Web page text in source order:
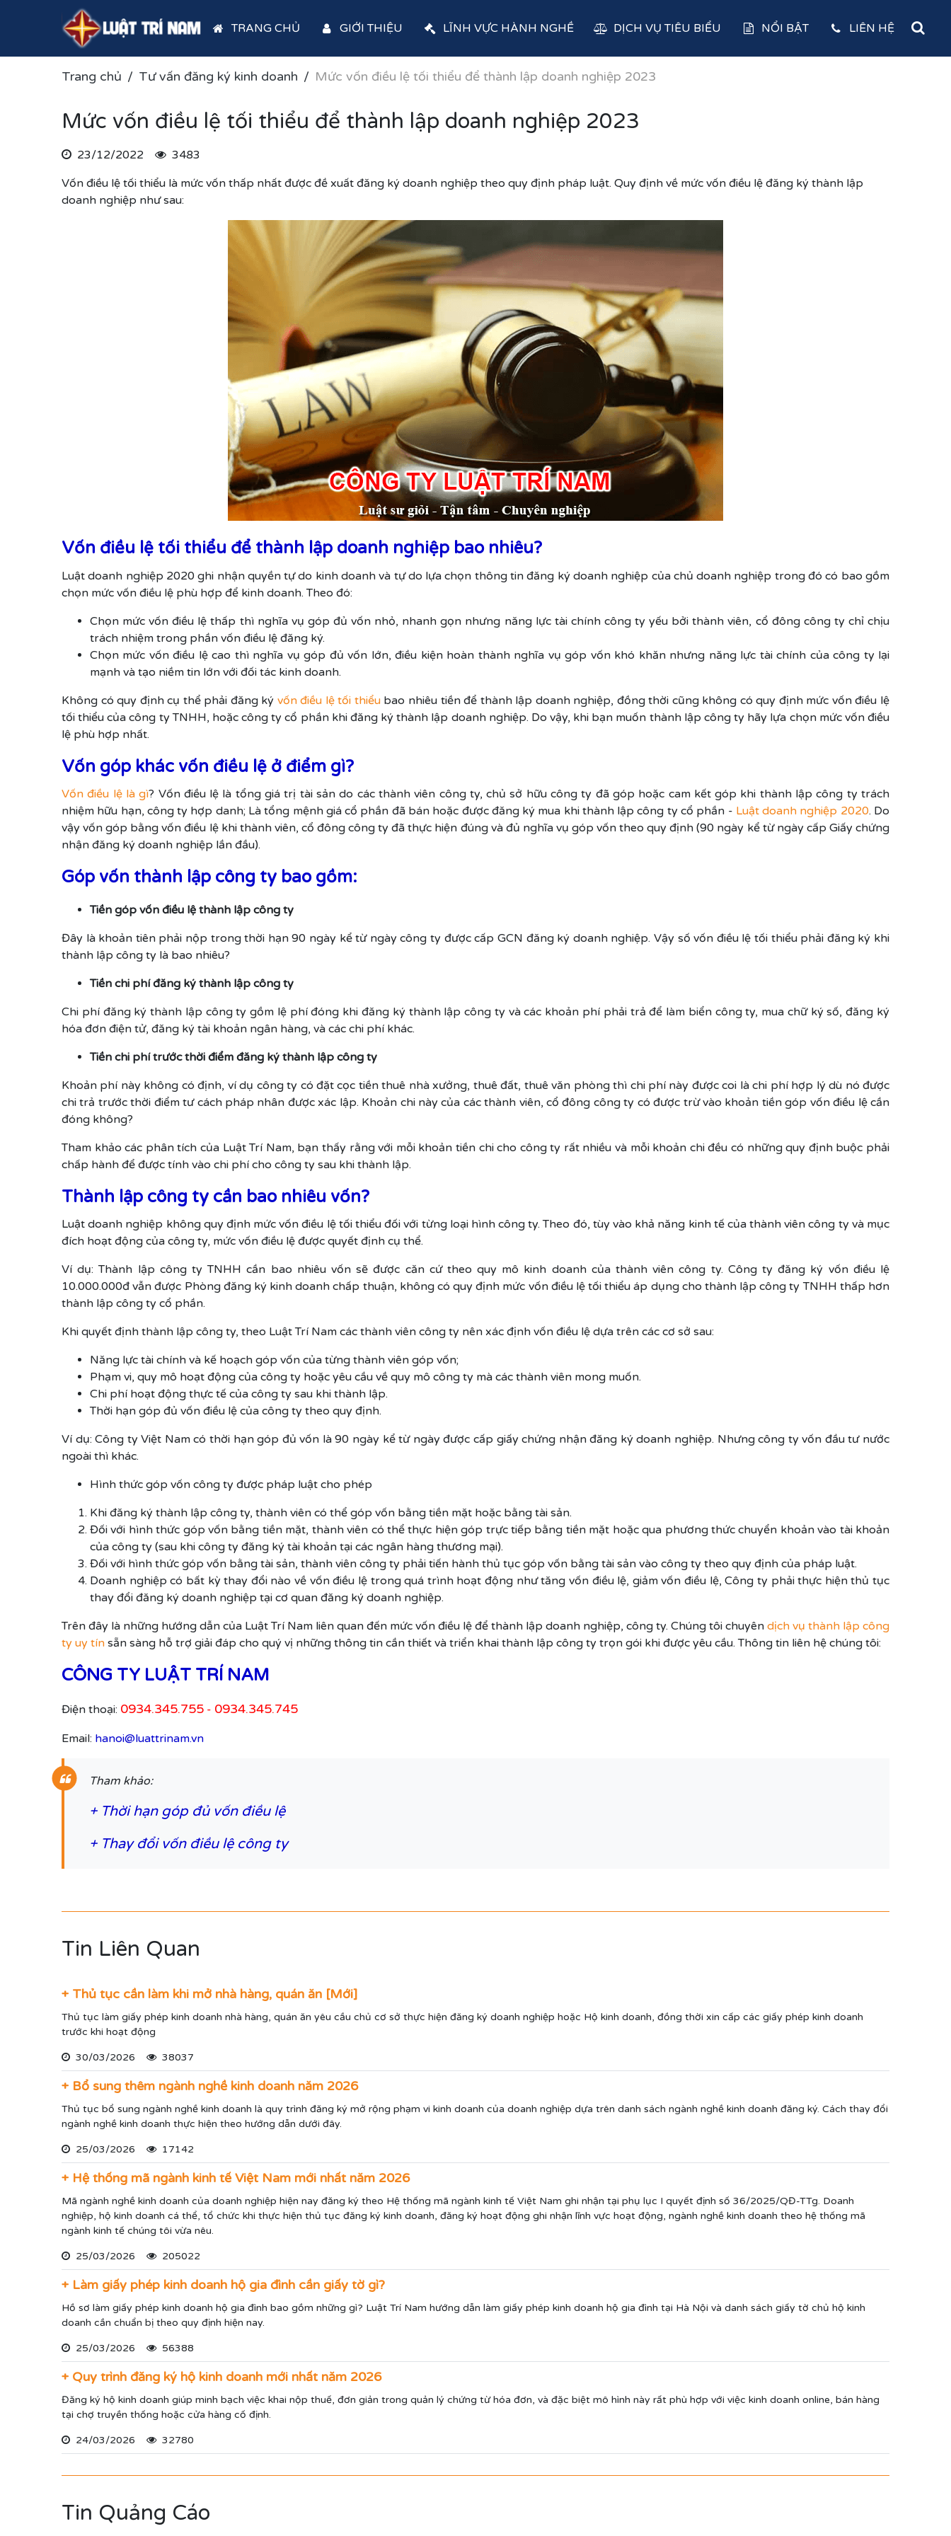
TRANG CHỦ GIỚI THIỆU LĨNH VỰC HÀNH NGHỀ DỊCH VỤ TIÊU BIỂU NỔI BẬT LIÊN HỆ
Trang chủ Tư vấn đăng ký kinh doanh Mức vốn điều lệ tối thiểu để thành lập doanh nghiệp 2023
Mức vốn điều lệ tối thiểu để thành lập doanh nghiệp 2023
23/12/2022
3483
Vốn điều lệ tối thiểu là mức vốn thấp nhất được đề xuất đăng ký doanh nghiệp theo quy định pháp luật. Quy định về mức vốn điều lệ đăng ký thành lập
doanh nghiệp như sau:
Vốn điều lệ tối thiểu để thành lập doanh nghiệp bao nhiêu?
Luật doanh nghiệp 2020 ghi nhận quyền tự do kinh doanh và tự do lựa chọn thông tin đăng ký doanh nghiệp của chủ doanh nghiệp trong đó có bao gồm
chọn mức vốn điều lệ phù hợp để kinh doanh. Theo đó:
Chọn mức vốn điều lệ thấp thì nghĩa vụ góp đủ vốn nhỏ, nhanh gọn nhưng năng lực tài chính công ty yếu bởi thành viên, cổ đông công ty chỉ chịu
trách nhiệm trong phần vốn điều lệ đăng ký.
Chọn mức vốn điều lệ cao thì nghĩa vụ góp đủ vốn lớn, điều kiện hoàn thành nghĩa vụ góp vốn khó khăn nhưng năng lực tài chính của công ty lại
mạnh và tạo niềm tin lớn với đối tác kinh doanh.
Không có quy định cụ thể phải đăng ký vốn điều lệ tối thiểubao nhiêu tiền để thành lập doanh nghiệp, đồng thời cũng không có quy định mức vốn điều lệ
tối thiểu của công ty TNHH, hoặc công ty cổ phần khi đăng ký thành lập doanh nghiệp. Do vậy, khi bạn muốn thành lập công ty hãy lựa chọn mức vốn điều
lệ phù hợp nhất.
Vốn góp khác vốn điều lệ ở điểm gì?
Vốn điều lệ là gì? Vốn điều lệ là tổng giá trị tài sản do các thành viên công ty, chủ sở hữu công ty đã góp hoặc cam kết góp khi thành lập công ty trách
nhiệm hữu hạn, công ty hợp danh; Là tổng mệnh giá cổ phần đã bán hoặc được đăng ký mua khi thành lập công ty cổ phần - Luật doanh nghiệp 2020. Do
vậy vốn góp bằng vốn điều lệ khi thành viên, cổ đông công ty đã thực hiện đúng và đủ nghĩa vụ góp vốn theo quy định (90 ngày kể từ ngày cấp Giấy chứng
nhận đăng ký doanh nghiệp lần đầu).
Góp vốn thành lập công ty bao gồm:
Tiền góp vốn điều lệ thành lập công ty
Đây là khoản tiên phải nộp trong thời hạn 90 ngày kể từ ngày công ty được cấp GCN đăng ký doanh nghiệp. Vậy số vốn điều lệ tối thiểu phải đăng ký khi
thành lập công ty là bao nhiêu?
Tiền chi phí đăng ký thành lập công ty
Chi phí đăng ký thành lập công ty gồm lệ phí đóng khi đăng ký thành lập công ty và các khoản phí phải trả để làm biển công ty, mua chữ ký số, đăng ký
hóa đơn điện tử, đăng ký tài khoản ngân hàng, và các chi phí khác.
Tiền chi phí trước thời điểm đăng ký thành lập công ty
Khoản phí này không có định, ví dụ công ty có đặt cọc tiền thuê nhà xưởng, thuê đất, thuê văn phòng thì chi phí này được coi là chi phí hợp lý dù nó được
chi trả trước thời điểm tư cách pháp nhân được xác lập. Khoản chi này của các thành viên, cổ đông công ty có được trừ vào khoản tiền góp vốn điều lệ cần
đóng không?
Tham khảo các phân tích của Luật Trí Nam, bạn thấy rằng với mỗi khoản tiền chi cho công ty rất nhiều và mỗi khoản chi đều có những quy định buộc phải
chấp hành để được tính vào chi phí cho công ty sau khi thành lập.
Thành lập công ty cần bao nhiêu vốn?
Luật doanh nghiệp không quy định mức vốn điều lệ tối thiểu đối với từng loại hình công ty. Theo đó, tùy vào khả năng kinh tế của thành viên công ty và mục
đích hoạt động của công ty, mức vốn điều lệ được quyết định cụ thể.
Ví dụ: Thành lập công ty TNHH cần bao nhiêu vốn sẽ được căn cứ theo quy mô kinh doanh của thành viên công ty. Công ty đăng ký vốn điều lệ
10.000.000đ vẫn được Phòng đăng ký kinh doanh chấp thuận, không có quy định mức vốn điều lệ tối thiểu áp dụng cho thành lập công ty TNHH thấp hơn
thành lập công ty cổ phần.
Khi quyết định thành lập công ty, theo Luật Trí Nam các thành viên công ty nên xác định vốn điều lệ dựa trên các cơ sở sau:
Năng lực tài chính và kế hoạch góp vốn của từng thành viên góp vốn;
Phạm vi, quy mô hoạt động của công ty hoặc yêu cầu về quy mô công ty mà các thành viên mong muốn.
Chi phí hoạt động thực tế của công ty sau khi thành lập.
Thời hạn góp đủ vốn điều lệ của công ty theo quy định.
Ví dụ: Công ty Việt Nam có thời hạn góp đủ vốn là 90 ngày kể từ ngày được cấp giấy chứng nhận đăng ký doanh nghiệp. Nhưng công ty vốn đầu tư nước
ngoài thì khác.
Hình thức góp vốn công ty được pháp luật cho phép
Khi đăng ký thành lập công ty, thành viên có thể góp vốn bằng tiền mặt hoặc bằng tài sản.
Đối với hình thức góp vốn bằng tiền mặt, thành viên có thể thực hiện góp trực tiếp bằng tiền mặt hoặc qua phương thức chuyển khoản vào tài khoản
của công ty (sau khi công ty đăng ký tài khoản tại các ngân hàng thương mại).
Đối với hình thức góp vốn bằng tài sản, thành viên công ty phải tiến hành thủ tục góp vốn bằng tài sản vào công ty theo quy định của pháp luật.
Doanh nghiệp có bất kỳ thay đổi nào về vốn điều lệ trong quá trình hoạt động như tăng vốn điều lệ, giảm vốn điều lệ, Công ty phải thực hiện thủ tục
thay đổi đăng ký doanh nghiệp tại cơ quan đăng ký doanh nghiệp.
Trên đây là những hướng dẫn của Luật Trí Nam liên quan đến mức vốn điều lệ để thành lập doanh nghiệp, công ty. Chúng tôi chuyên dịch vụ thành lập công
ty uy tín sẵn sàng hỗ trợ giải đáp cho quý vị những thông tin cần thiết và triển khai thành lập công ty trọn gói khi được yêu cầu. Thông tin liên hệ chúng tôi:
CÔNG TY LUẬT TRÍ NAM
Điện thoại: 0934.345.755 - 0934.345.745
Email: hanoi@luattrinam.vn
Tham khảo:
+ Thời hạn góp đủ vốn điều lệ
+ Thay đổi vốn điều lệ công ty
Tin Liên Quan
+ Thủ tục cần làm khi mở nhà hàng, quán ăn [Mới]
Thủ tục làm giấy phép kinh doanh nhà hàng, quán ăn yêu cầu chủ cơ sở thực hiện đăng ký doanh nghiệp hoặc Hộ kinh doanh, đồng thời xin cấp các giấy phép kinh doanh
trước khi hoạt động
30/03/2026 38037
+ Bổ sung thêm ngành nghề kinh doanh năm 2026
Thủ tục bổ sung ngành nghề kinh doanh là quy trình đăng ký mở rộng phạm vi kinh doanh của doanh nghiệp dựa trên danh sách ngành nghề kinh doanh đăng ký. Cách thay đổi
ngành nghề kinh doanh thực hiện theo hướng dẫn dưới đây.
25/03/2026 17142
+ Hệ thống mã ngành kinh tế Việt Nam mới nhất năm 2026
Mã ngành nghề kinh doanh của doanh nghiệp hiện nay đăng ký theo Hệ thống mã ngành kinh tế Việt Nam ghi nhận tại phụ lục I quyết định số 36/2025/QĐ-TTg. Doanh
nghiệp, hộ kinh doanh cá thể, tổ chức khi thực hiện thủ tục đăng ký kinh doanh, đăng ký hoạt động ghi nhận lĩnh vực hoạt động, ngành nghề kinh doanh theo hệ thống mã
ngành kinh tế chúng tôi vừa nêu.
25/03/2026 205022
+ Làm giấy phép kinh doanh hộ gia đình cần giấy tờ gì?
Hồ sơ làm giấy phép kinh doanh hộ gia đình bao gồm những gì? Luật Trí Nam hướng dẫn làm giấy phép kinh doanh hộ gia đình tại Hà Nội và danh sách giấy tờ chủ hộ kinh
doanh cần chuẩn bị theo quy định hiện nay.
25/03/2026 56388
+ Quy trình đăng ký hộ kinh doanh mới nhất năm 2026
Đăng ký hộ kinh doanh giúp minh bạch việc khai nộp thuế, đơn giản trong quản lý chứng từ hóa đơn, và đặc biệt mô hình này rất phù hợp với việc kinh doanh online, bán hàng
tại chợ truyền thống hoặc cửa hàng cố định.
24/03/2026 32780
Tin Quảng Cáo